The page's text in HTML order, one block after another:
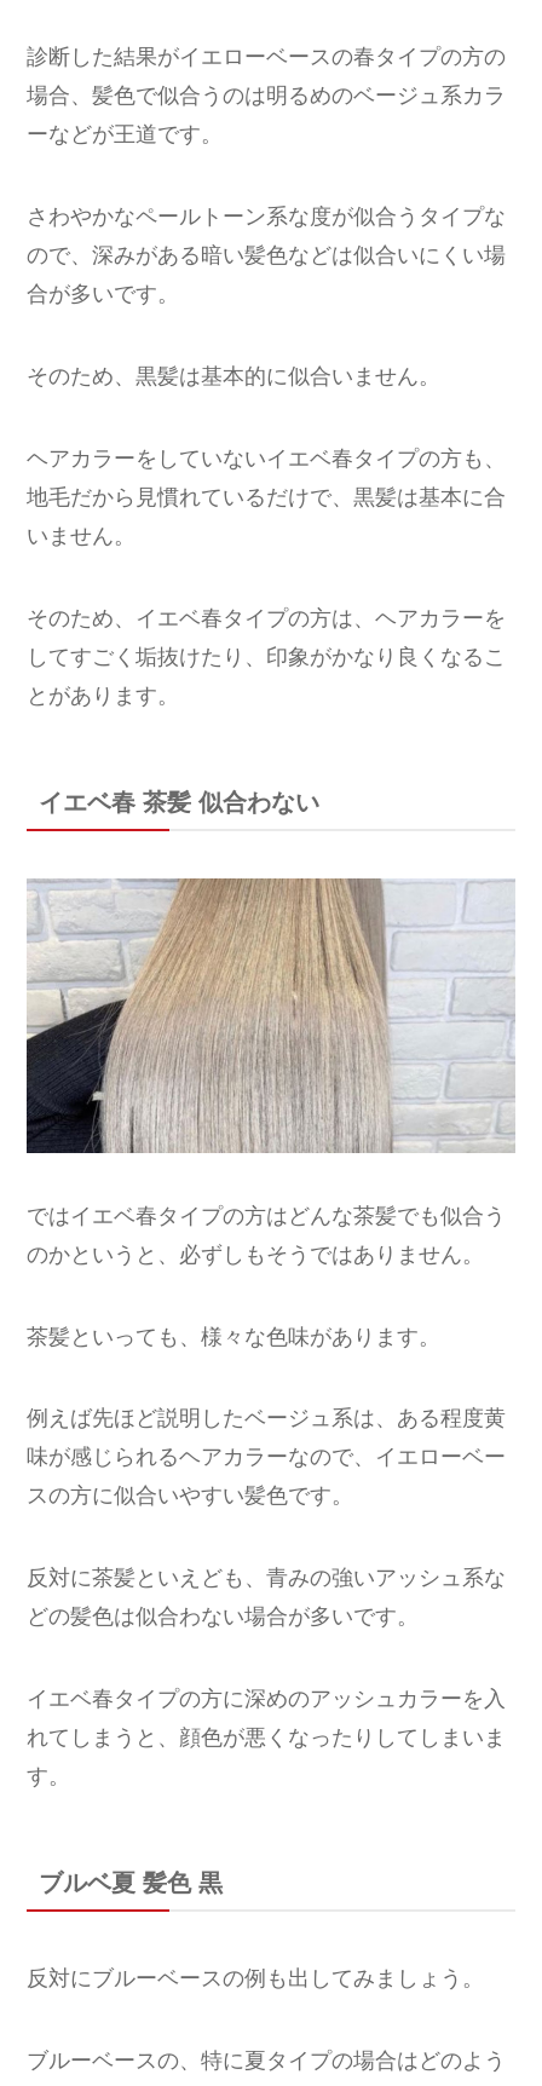
診断した結果がイエローベースの春タイプの方の
場合、髪色で似合うのは明るめのベージュ系カラ
ーなどが王道です。
さわやかなペールトーン系な度が似合うタイプな
ので、深みがある暗い髪色などは似合いにくい場
合が多いです。
そのため、黒髪は基本的に似合いません。
ヘアカラーをしていないイエベ春タイプの方も、
地毛だから見慣れているだけで、黒髪は基本に合
いません。
そのため、イエベ春タイプの方は、ヘアカラーを
してすごく垢抜けたり、印象がかなり良くなるこ
とがあります。
イエベ春 茶髪 似合わない
ではイエベ春タイプの方はどんな茶髪でも似合う
のかというと、必ずしもそうではありません。
茶髪といっても、様々な色味があります。
例えば先ほど説明したベージュ系は、ある程度黄
味が感じられるヘアカラーなので、イエローベー
スの方に似合いやすい髪色です。
反対に茶髪といえども、青みの強いアッシュ系な
どの髪色は似合わない場合が多いです。
イエベ春タイプの方に深めのアッシュカラーを入
れてしまうと、顔色が悪くなったりしてしまいま
す。
ブルベ夏 髪色 黒
反対にブルーベースの例も出してみましょう。
ブルーベースの、特に夏タイプの場合はどのよう